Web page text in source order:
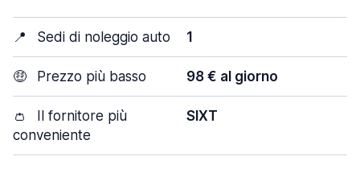
📍 Sedi di noleggio auto 1
🤑 Prezzo più basso 98 € al giorno
👛
Il fornitore più
conveniente
SIXT